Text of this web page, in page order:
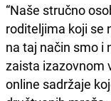
“Naše stručno
roditeljima koji se
na taj način smo i
zaista izazovnom
online sadržaje